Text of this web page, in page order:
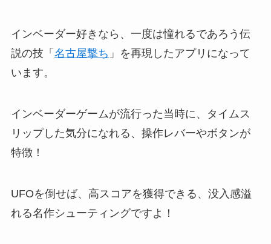
インベーダー好きなら、一度は憧れるであろう伝
説の技「 名古屋撃ち 」を再現したアプリになって
います。
インベーダーゲームが流行った当時に、タイムス
リップした気分になれる 、操作レバーやボタンが
特徴！
UFOを倒せば、高スコアを獲得できる、 没入感溢
れる名作シューティングですよ！